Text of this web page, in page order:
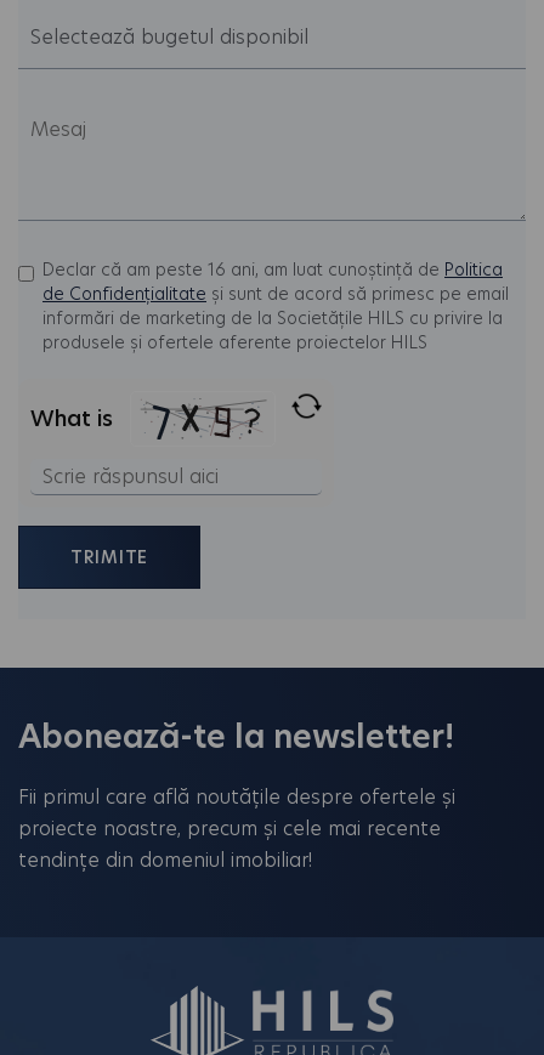
Declar că am peste 16 ani, am luat cunoștință de Politica
de Confidențialitate și sunt de acord să primesc pe email
informări de marketing de la Societățile HILS cu privire la
produsele și ofertele aferente proiectelor HILS
What is
Solve
the
image
to
continue.
Abonează-te la newsletter!
Fii primul care află noutățile despre ofertele și
proiecte noastre, precum și cele mai recente
tendințe din domeniul imobiliar!